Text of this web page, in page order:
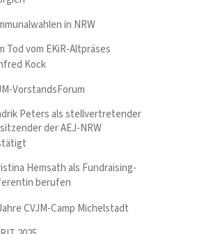
in NRW
Tod vom EKiR-Altpräses
Kock
VorstandsForum
Peters als stellvertretender
der AEJ-NRW
Hemsath als Fundraising-
berufen
CVJM-Camp Michelstadt